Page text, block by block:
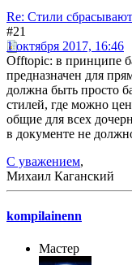
Re: Стили
#21
1 октября 2017, 16:46
Offtopic: в принципе
предназначен для
должна быть просто
стилей, где можно
общие для всех
в документе не
С уважением,
Михаил Каганский
kompilainenn
Мастер